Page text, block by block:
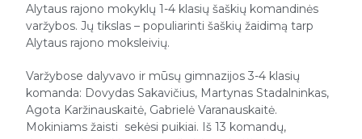
Alytaus rajono mokyklų 1-4 klasių šaškių komandinės
varžybos. Jų tikslas – populiarinti šaškių žaidimą tarp
Alytaus rajono moksleivių.
Varžybose dalyvavo ir mūsų gimnazijos 3-4 klasių
komanda: Dovydas Sakavičius, Martynas Stadalninkas,
Agota Karžinauskaitė, Gabrielė Varanauskaitė.
Mokiniams žaisti sekėsi puikiai. Iš 13 komandų,